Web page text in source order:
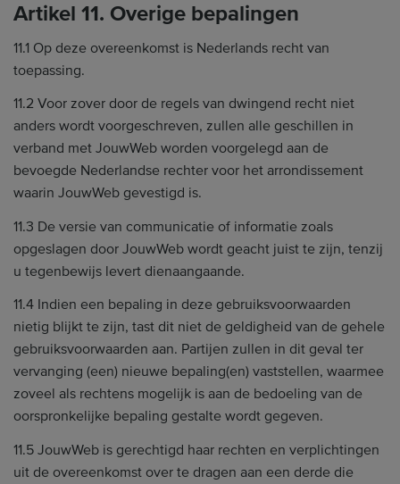
Artikel 11. Overige bepalingen
11.1 Op deze overeenkomst is Nederlands recht van
toepassing.
11.2 Voor zover door de regels van dwingend recht niet
anders wordt voorgeschreven, zullen alle geschillen in
verband met JouwWeb worden voorgelegd aan de
bevoegde Nederlandse rechter voor het arrondissement
waarin JouwWeb gevestigd is.
11.3 De versie van communicatie of informatie zoals
opgeslagen door JouwWeb wordt geacht juist te zijn, tenzij
u tegenbewijs levert dienaangaande.
11.4 Indien een bepaling in deze gebruiksvoorwaarden
nietig blijkt te zijn, tast dit niet de geldigheid van de gehele
gebruiksvoorwaarden aan. Partijen zullen in dit geval ter
vervanging (een) nieuwe bepaling(en) vaststellen, waarmee
zoveel als rechtens mogelijk is aan de bedoeling van de
oorspronkelijke bepaling gestalte wordt gegeven.
11.5 JouwWeb is gerechtigd haar rechten en verplichtingen
uit de overeenkomst over te dragen aan een derde die